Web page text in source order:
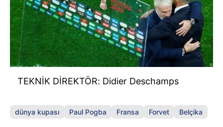
TEKNİK DİREKTÖR: Didier Deschamps
dünya kupası Paul Pogba Fransa Forvet Belçika